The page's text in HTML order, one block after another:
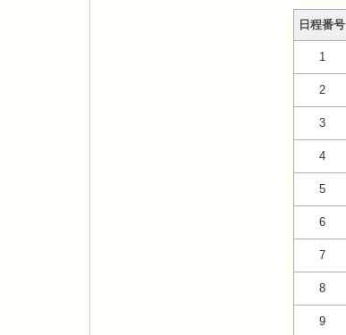
日程番号
1
2
3
4
5
6
7
8
9